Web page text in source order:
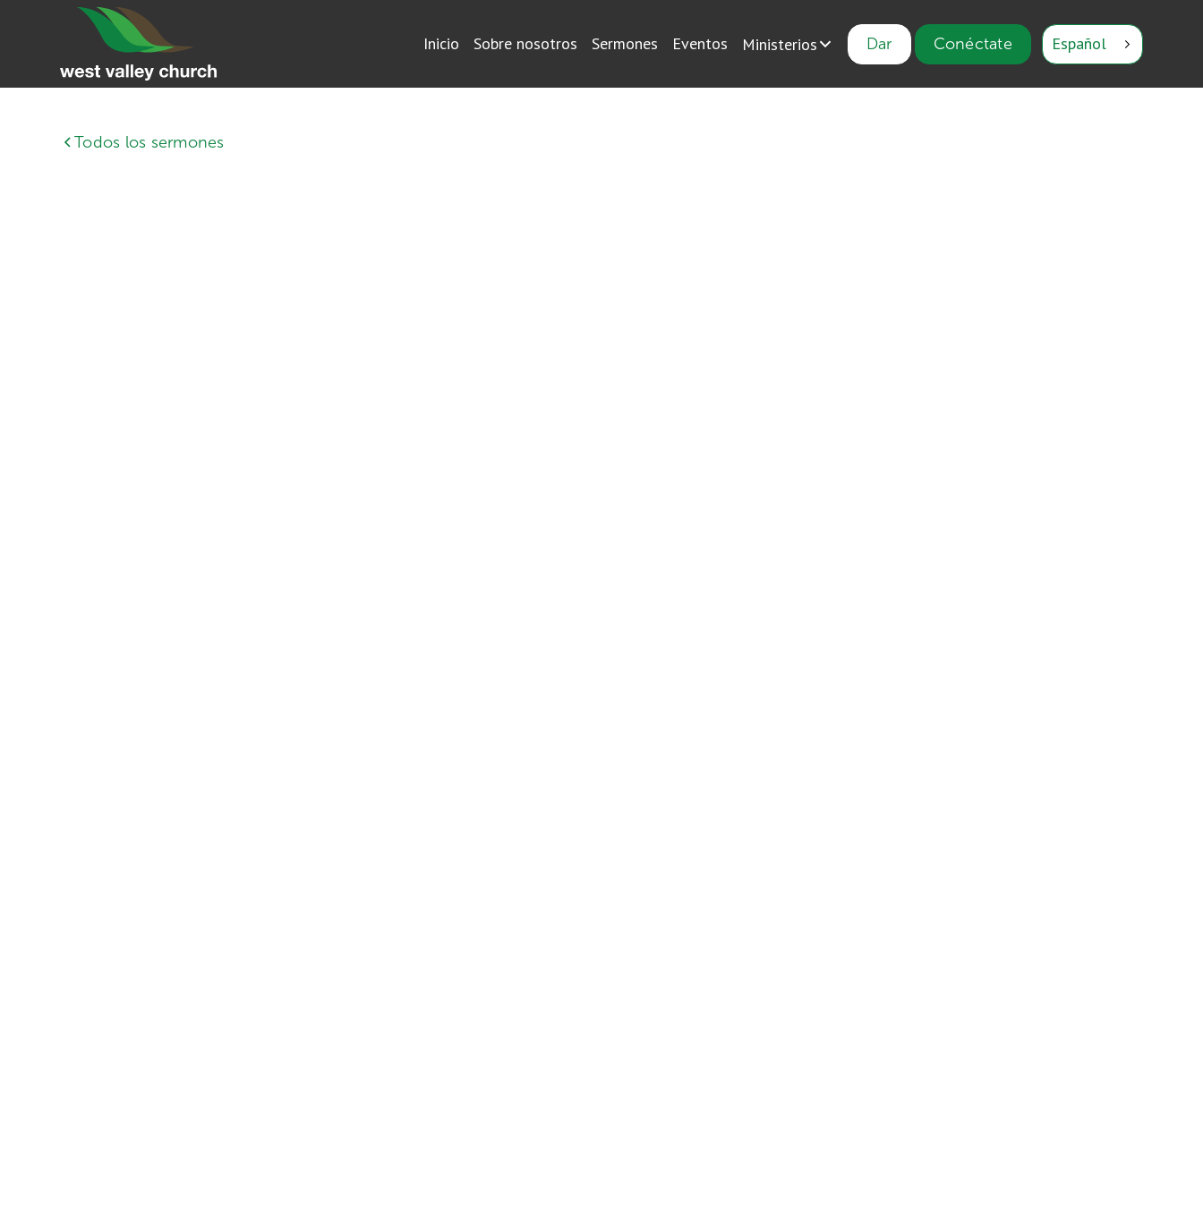
Inicio Sobre nosotros Sermones Eventos Ministerios Dar Conéctate Español
Todos los sermones